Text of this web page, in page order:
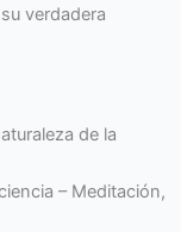
verdadera
de la
– Meditación,